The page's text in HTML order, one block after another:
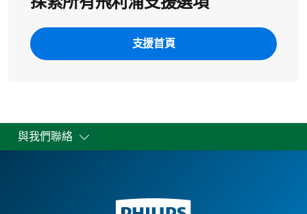
支援首頁
與我們聯絡